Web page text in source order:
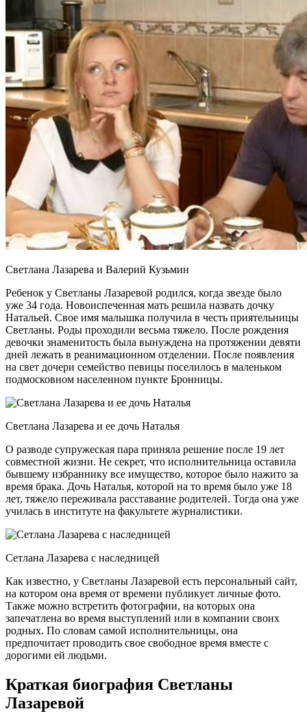
Светлана Лазарева и Валерий Кузьмин
Ребенок у Светланы Лазаревой родился, когда звезде было
уже 34 года. Новоиспеченная мать решила назвать дочку
Натальей. Свое имя малышка получила в честь приятельницы
Светланы. Роды проходили весьма тяжело. После рождения
девочки знаменитость была вынуждена на протяжении девяти
дней лежать в реанимационном отделении. После появления
на свет дочери семейство певицы поселилось в маленьком
подмосковном населенном пункте Бронницы.
Светлана Лазарева и ее дочь Наталья
О разводе супружеская пара приняла решение после 19 лет
совместной жизни. Не секрет, что исполнительница оставила
бывшему избраннику все имущество, которое было нажито за
время брака. Дочь Наталья, которой на то время было уже 18
лет, тяжело переживала расставание родителей. Тогда она уже
училась в институте на факультете журналистики.
Сетлана Лазарева с наследницей
Как известно, у Светланы Лазаревой есть персональный сайт,
на котором она время от времени публикует личные фото.
Также можно встретить фотографии, на которых она
запечатлена во время выступлений или в компании своих
родных. По словам самой исполнительницы, она
предпочитает проводить свое свободное время вместе с
дорогими ей людьми.
Краткая биография Светланы
Лазаревой